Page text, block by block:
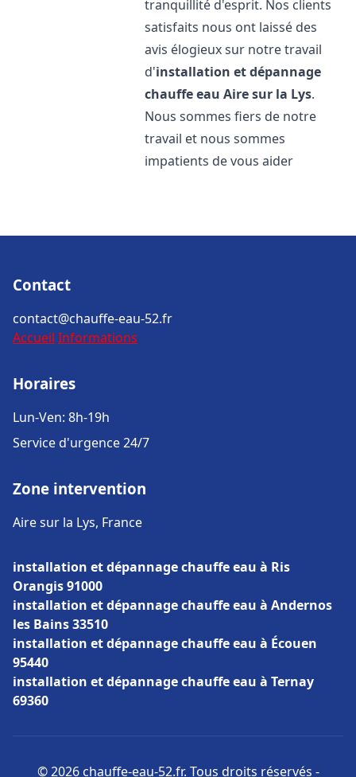
tranquillité d'esprit. Nos clients
satisfaits nous ont laissé des
avis élogieux sur notre travail
d'installation et dépannage
chauffe eau Aire sur la Lys.
Nous sommes fiers de notre
travail et nous sommes
impatients de vous aider
Contact
contact@chauffe-eau-52.fr
Accueil Informations
Horaires
Lun-Ven: 8h-19h
Service d'urgence 24/7
Zone intervention
Aire sur la Lys, France
installation et dépannage chauffe eau à Ris
Orangis 91000
installation et dépannage chauffe eau à Andernos
les Bains 33510
installation et dépannage chauffe eau à Écouen
95440
installation et dépannage chauffe eau à Ternay
69360
© 2026 chauffe-eau-52.fr. Tous droits réservés -